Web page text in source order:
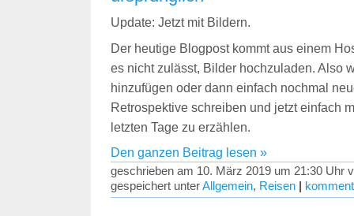
Update: Jetzt mit Bildern.
Der heutige Blogpost kommt aus einem
es nicht zulässt, Bilder hochzuladen. Also
hinzufügen oder dann einfach nochmal
Retrospektive schreiben und jetzt einfach
letzten Tage zu erzählen.
Den ganzen Beitrag lesen »
geschrieben am 10. März 2019 um 21:30 Uhr
gespeichert unterAllgemein, Reisen